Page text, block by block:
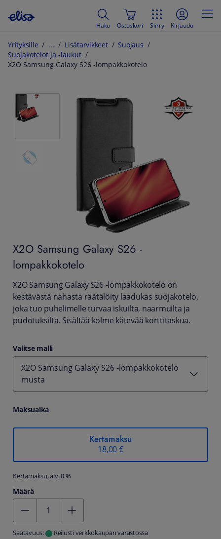
Haku Ostoskori Siirry Kirjaudu
Yrityksille Lisätarvikkeet
Suojaus
Suojakotelot ja -laukut
X2O Samsung Galaxy S26 -lompakkokotelo
X2O Samsung Galaxy S26 -
lompakkokotelo
X2O Samsung Galaxy S26 -lompakkokotelo on
kestävästä nahasta räätälöity laadukas suojakotelo,
joka tuo puhelimelle turvaa iskuilta, naarmuilta ja
pudotuksilta. Sisältää kolme kätevää korttitaskua.
Valitse malli
X2O Samsung Galaxy S26 -lompakkokotelo
musta
Maksuaika
Kertamaksu
18,00 €
Kertamaksu, alv. 0 %
Määrä
Saatavuus: Reilusti verkkokaupan varastossa